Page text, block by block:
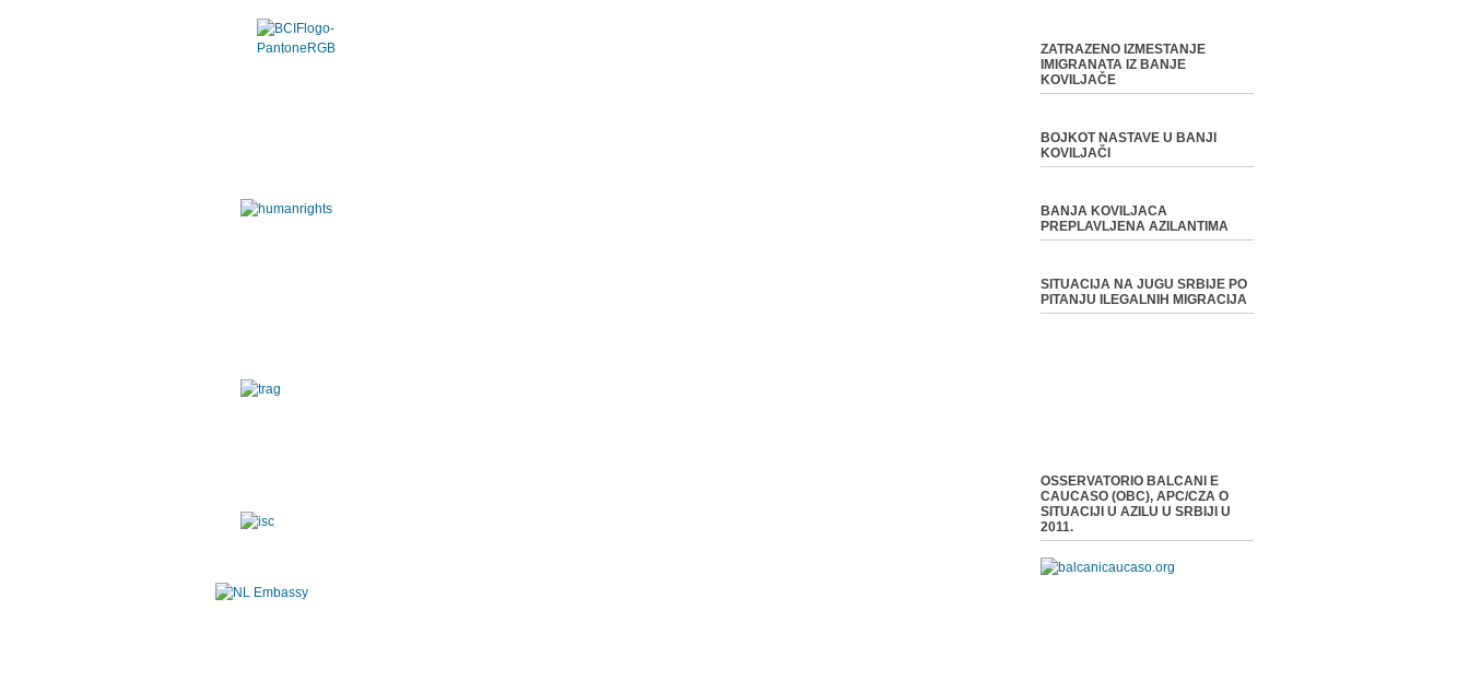
ZATRAZENO IZMESTANJE
IMIGRANATA IZ BANJE
KOVILJAČE
BOJKOT NASTAVE U BANJI
KOVILJAČI
BANJA KOVILJACA
PREPLAVLJENA AZILANTIMA
SITUACIJA NA JUGU SRBIJE PO
PITANJU ILEGALNIH MIGRACIJA
OSSERVATORIO BALCANI E
CAUCASO (OBC), APC/CZA O
SITUACIJI U AZILU U SRBIJI U
2011.